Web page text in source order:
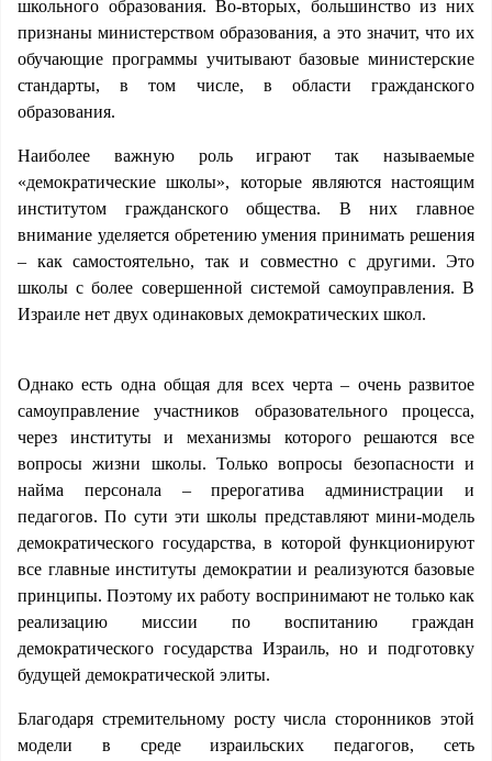
школьного образования. Во-вторых, большинство из них
признаны министерством образования, а это значит, что их
обучающие программы учитывают базовые министерские
стандарты, в том числе, в области гражданского
образования.
Наиболее важную роль играют так называемые
«демократические школы», которые являются настоящим
институтом гражданского общества. В них главное
внимание уделяется обретению умения принимать решения
– как самостоятельно, так и совместно с другими. Это
школы с более совершенной системой самоуправления. В
Израиле нет двух одинаковых демократических школ.
Однако есть одна общая для всех черта – очень развитое
самоуправление участников образовательного процесса,
через институты и механизмы которого решаются все
вопросы жизни школы. Только вопросы безопасности и
найма персонала – прерогатива администрации и
педагогов. По сути эти школы представляют мини-модель
демократического государства, в которой функционируют
все главные институты демократии и реализуются базовые
принципы. Поэтому их работу воспринимают не только как
реализацию миссии по воспитанию граждан
демократического государства Израиль, но и подготовку
будущей демократической элиты.
Благодаря стремительному росту числа сторонников этой
модели в среде израильских педагогов, сеть